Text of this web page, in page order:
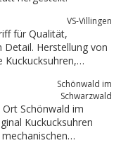
VS-Villingen
für Qualität,
Herstellung von
Schönwald im
Schwarzwald
Schönwald im
Kuckucksuhren